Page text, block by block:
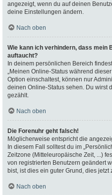
angezeigt, wenn du auf deinen
deine Einstellungen ändern.
Nach oben
Wie kann ich verhindern, dass mein
auftaucht?
In deinem persönlichen Bereich
„Meinen Online-Status während
Option einschaltest, können nur
deinen Online-Status sehen. Du wirst
gezählt.
Nach oben
Die Forenuhr geht falsch!
Möglicherweise entspricht die
In diesem Fall solltest du im
Zeitzone (Mitteleuropäische Zeit, ...)
von registrierten Benutzern geändert
bist, ist dies ein guter Grund, dies jetzt
Nach oben